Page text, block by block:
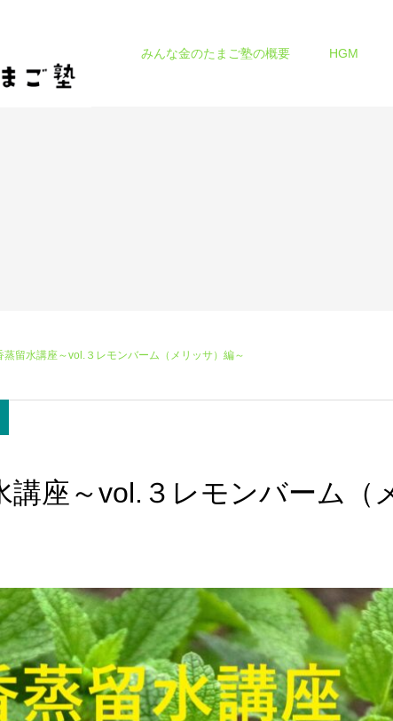
みんな金のたまご塾の概要 HGM
蒸留水講座～vol.３レモンバーム（メリッサ）編～
講座～vol.３レモンバーム（